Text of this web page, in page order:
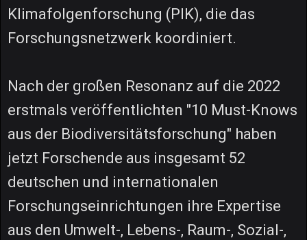
Klimafolgenforschung (PIK), die das
Forschungsnetzwerk koordiniert.
Nach der großen Resonanz auf die 2022
erstmals veröffentlichten "10 Must-Knows
aus der Biodiversitätsforschung" haben
jetzt Forschende aus insgesamt 52
deutschen und internationalen
Forschungseinrichtungen ihre Expertise
aus den Umwelt-, Lebens-, Raum-, Sozial-,